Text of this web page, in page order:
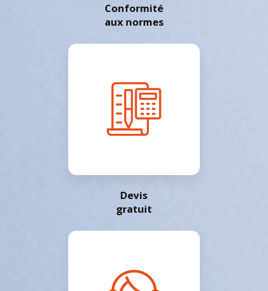
Conformité
aux normes
Devis
gratuit